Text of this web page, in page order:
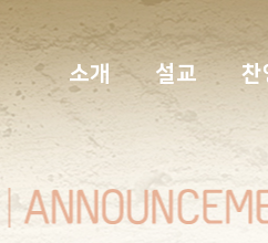
소개 설교 찬